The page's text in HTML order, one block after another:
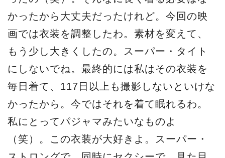
かったから大丈夫だったけれど。今回の映
画では衣装を調整したわ。素材を変えて、
もう少し大きくしたの。スーパー・タイト
にしないでね。最終的には私はその衣装を
毎日着て、117日以上も撮影しないといけな
かったから。今ではそれを着て眠れるわ。
私にとってパジャマみたいなものよ
（笑）。この衣装が大好きよ。スーパー・